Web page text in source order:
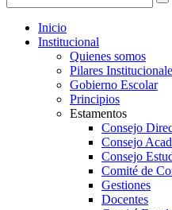
Inicio
Institucional
Quienes somos
Pilares
Gobierno Escolar
Principios
Estamentos
Consejo
Consejo
Consejo
Comité de
Gestiones
Docentes